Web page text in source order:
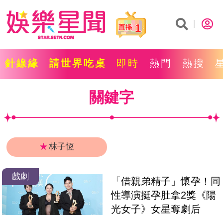
1
針線緣 請世界吃桌 即時 熱門 熱搜
關鍵字
★林子恆
戲劇
「借親弟精子」懷孕！同
性導演挺孕肚拿2獎《陽
光女子》女星奪劇后